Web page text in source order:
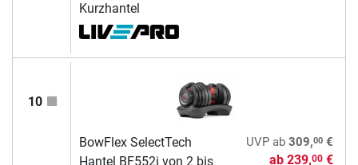
Kurzhantel
10
BowFlex SelectTech
Hantel BF552i von 2 bis
UVPab 309,00€
ab 239,00€